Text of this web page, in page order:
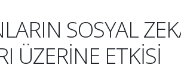
SOSYAL
ÜZERİNE ETKİSİ